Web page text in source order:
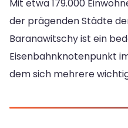
Mit etwa 179.000
der prägenden Städte
Baranawitschy ist ein
Eisenbahnknotenpunkt
dem sich mehrere